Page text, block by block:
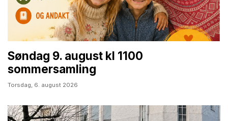
Søndag 9. august kl 1100
sommersamling
Torsdag, 6. august 2026